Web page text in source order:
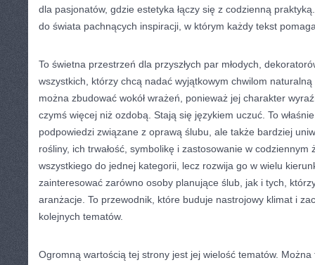
dla pasjonatów, gdzie estetyka łączy się z codzienną
do świata pachnących inspiracji, w którym każdy tekst
To świetna przestrzeń dla przyszłych par młodych,
wszystkich, którzy chcą nadać wyjątkowym chwilom
można zbudować wokół wrażeń, ponieważ jej charakter
czymś więcej niż ozdobą. Stają się językiem uczuć. To
podpowiedzi związane z oprawą ślubu, ale także bardziej
rośliny, ich trwałość, symbolikę i zastosowanie w
wszystkiego do jednej kategorii, lecz rozwija go w wielu
zainteresować zarówno osoby planujące ślub, jak i tych,
aranżacje. To przewodnik, które buduje nastrojowy klimat i
kolejnych tematów.
Ogromną wartością tej strony jest jej wielość tematów.